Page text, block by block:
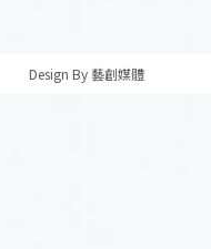
Design By 藝創媒體